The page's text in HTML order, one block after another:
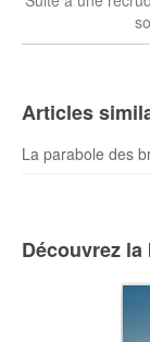
Articles
La parabole des
Découvrez